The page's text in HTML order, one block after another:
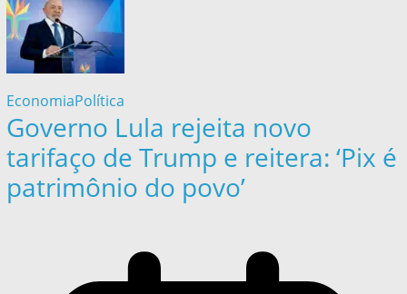
EconomiaPolítica
Governo Lula rejeita novo
tarifaço de Trump e reitera: ‘Pix é
patrimônio do povo’